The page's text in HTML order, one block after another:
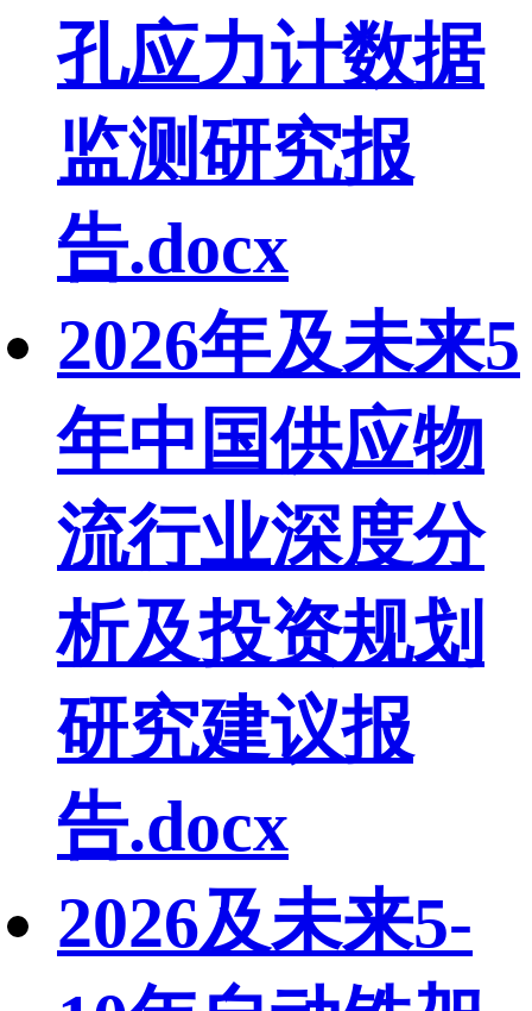
孔应力计数据
监测研究报
告.docx
2026年及未来5
年中国供应物
流行业深度分
析及投资规划
研究建议报
告.docx
2026及未来5-